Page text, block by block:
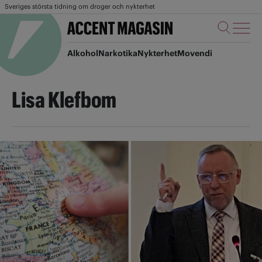
Sveriges största tidning om droger och nykterhet
AlkoholNarkotikaNykterhetMovendi
Lisa Klefbom